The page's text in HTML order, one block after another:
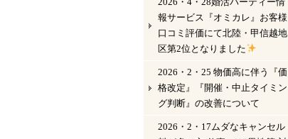
報サービス『オミカレ』お客様
口コミ評価にて北陸・甲信越地
区第2位となりました
2026・2・25 物価高に伴う『価
格改定』『開催・中止タイミン
グ判断』の改善について
2026・2・17ムダなキャンセル